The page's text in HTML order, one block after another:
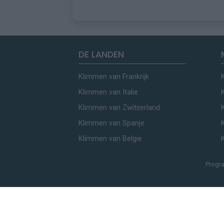
DE LANDEN
Klimmen van Frankrijk
Klimmen van Italie
Klimmen van Zwitserland
Klimmen van Spanje
Klimmen van Belgie